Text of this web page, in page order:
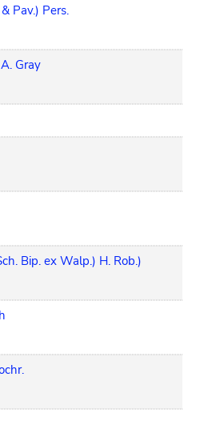
Pav.) Pers.
Gray
Bip. ex Walp.) H. Rob.)